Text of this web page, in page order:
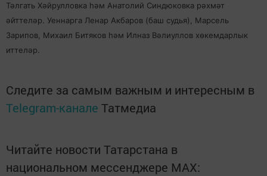
Тәлгать Хәйрулловка һәм Анатолий Синдюковка рәхмәт
әйттеләр. Уеннарга Ленар Акбаров (баш судья), Марсель
Зарипов, Михаил Битяков һәм Илназ Вәлиуллов хөкемдарлык
иттеләр.
Следите за самым важным и интересным в
Telegram-канале Татмедиа
Читайте новости Татарстана в
национальном мессенджере MАХ: